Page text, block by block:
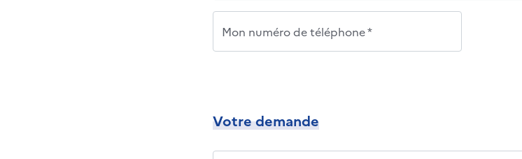
Mon numéro de téléphone *
Votre demande